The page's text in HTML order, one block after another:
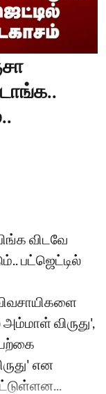
விடவே
பட்ஜெட்டில்
விருது',
என